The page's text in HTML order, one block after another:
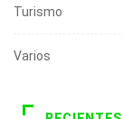
Turismo
Varios